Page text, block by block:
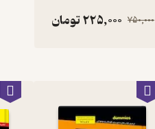
750,000
225,000تومان